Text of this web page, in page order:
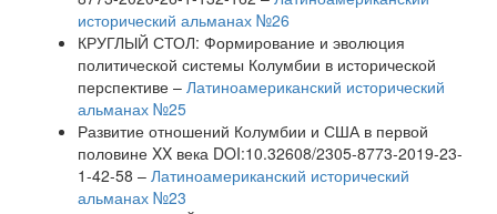
исторический альманах №26
КРУГЛЫЙ СТОЛ: Формирование и эволюция
политической системы Колумбии в исторической
перспективе – Латиноамериканский исторический
альманах №25
Развитие отношений Колумбии и США в первой
половине XX века DOI:10.32608/2305-8773-2019-23-
1-42-58 – Латиноамериканский исторический
альманах №23